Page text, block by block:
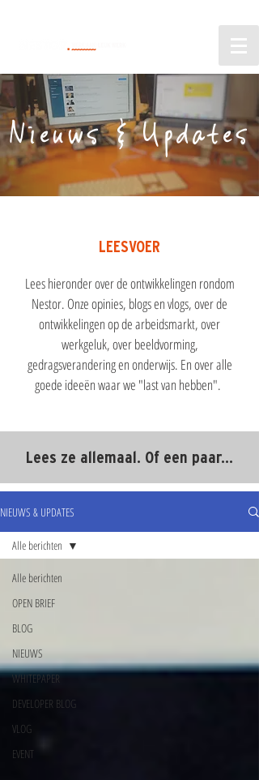
Nieuws & Updates
LEESVOER
Lees hieronder over de ontwikkelingen rondom
Nestor. Onze opinies, blogs en vlogs, over de
ontwikkelingen op de arbeidsmarkt, over
werkgeluk, over beeldvorming,
gedragsverandering en onderwijs. En over alle
goede ideeën waar we "last van hebben".
Lees ze allemaal. Of een paar...
NIEUWS & UPDATES
Alle berichten
OPEN BRIEF
BLOG
NIEUWS
WHITEPAPER
DEVELOPER BLOG
VLOG
EVENT
Alle berichten